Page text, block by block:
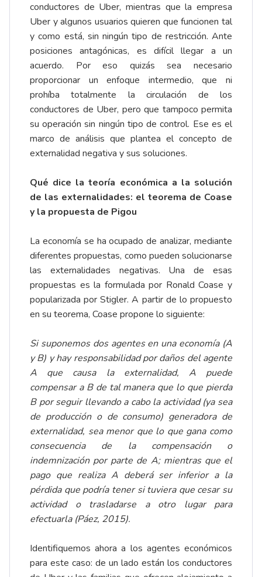
conductores de Uber, mientras que la empresa
Uber y algunos usuarios quieren que funcionen tal
y como está, sin ningún tipo de restricción. Ante
posiciones antagónicas, es difícil llegar a un
acuerdo. Por eso quizás sea necesario
proporcionar un enfoque intermedio, que ni
prohíba totalmente la circulación de los
conductores de Uber, pero que tampoco permita
su operación sin ningún tipo de control. Ese es el
marco de análisis que plantea el concepto de
externalidad negativa y sus soluciones.
Qué dice la teoría económica a la solución
de las externalidades: el teorema de Coase
y la propuesta de Pigou
La economía se ha ocupado de analizar, mediante
diferentes propuestas, como pueden solucionarse
las externalidades negativas. Una de esas
propuestas es la formulada por Ronald Coase y
popularizada por Stigler. A partir de lo propuesto
en su teorema, Coase propone lo siguiente:
Si suponemos dos agentes en una economía (A
y B) y hay responsabilidad por daños del agente
A que causa la externalidad, A puede
compensar a B de tal manera que lo que pierda
B por seguir llevando a cabo la actividad (ya sea
de producción o de consumo) generadora de
externalidad, sea menor que lo que gana como
consecuencia de la compensación o
indemnización por parte de A; mientras que el
pago que realiza A deberá ser inferior a la
pérdida que podría tener si tuviera que cesar su
actividad o trasladarse a otro lugar para
efectuarla (Páez, 2015).
Identifiquemos ahora a los agentes económicos
para este caso: de un lado están los conductores